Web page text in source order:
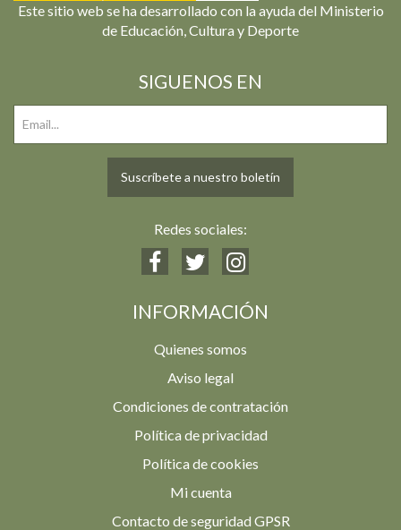
Este sitio web se ha desarrollado con la ayuda del Ministerio
de Educación, Cultura y Deporte
SIGUENOS EN
Suscríbete a nuestro boletín
Redes sociales:
INFORMACIÓN
Quienes somos
Aviso legal
Condiciones de contratación
Política de privacidad
Política de cookies
Mi cuenta
Contacto de seguridad GPSR